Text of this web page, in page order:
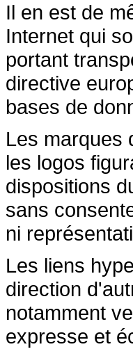
Il en est de
Internet qui
portant
directive
bases de
Les marques
les logos
dispositions
sans
ni
Les liens
direction
notamment
expresse et